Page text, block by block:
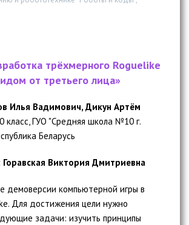
трёхмерного Roguelike
от третьего лица»
Илья Вадимович, Дикун Артём
класс, ГУО "Средняя школа №10 г.
Беларусь
Горавская Виктория Дмитриевна
демоверсии компьютерной игры в
Для достижения цели нужно
задачи: изучить принципы